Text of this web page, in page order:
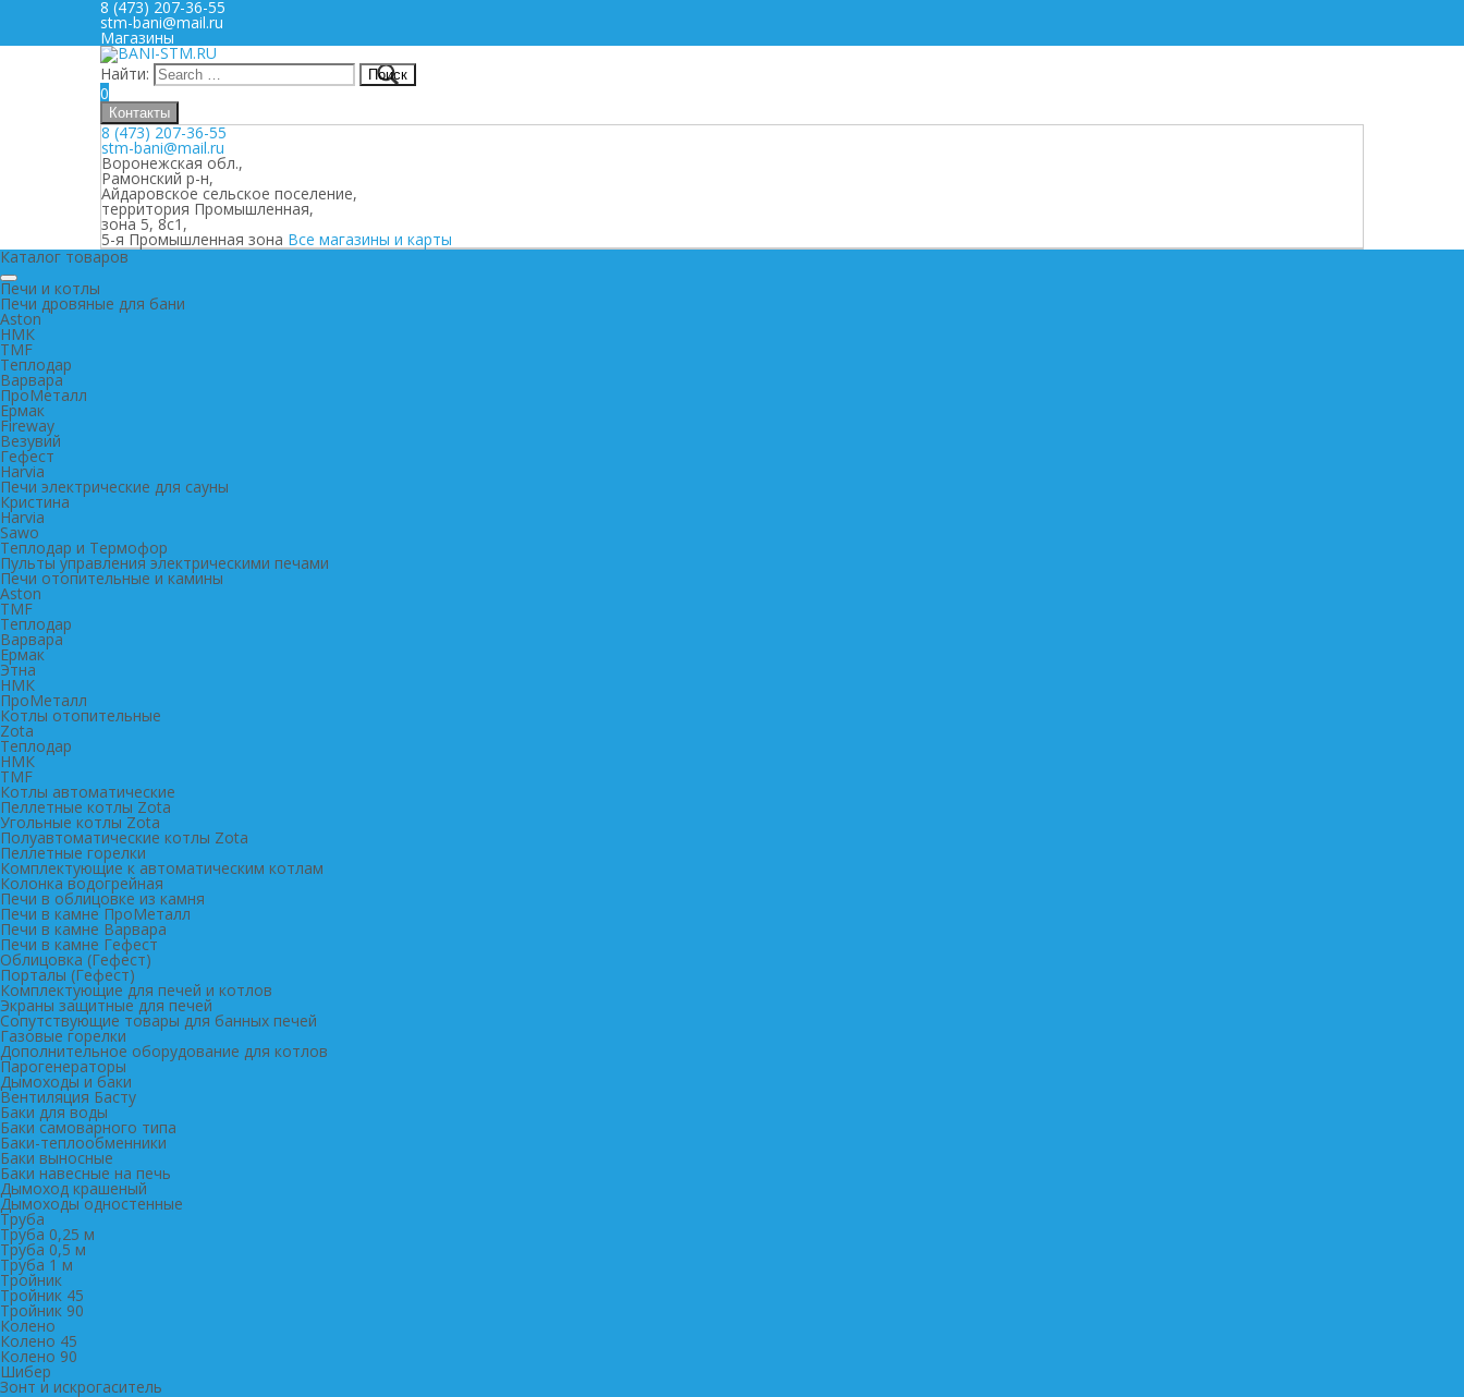
8 (473) 207-36-55
stm-bani@mail.ru
Магазины
Найти:
0
Контакты
8 (473) 207-36-55
stm-bani@mail.ru
Воронежская обл.,
Рамонский р-н,
Айдаровское сельское поселение,
территория Промышленная,
зона 5, 8с1,
5-я Промышленная зона Все магазины и карты
Каталог товаров
Печи и котлы
Печи дровяные для бани
Aston
НМК
TMF
Теплодар
Варвара
ПроМеталл
Ермак
Fireway
Везувий
Гефест
Harvia
Печи электрические для сауны
Кристина
Harvia
Sawo
Теплодар и Термофор
Пульты управления электрическими печами
Печи отопительные и камины
Aston
TMF
Теплодар
Варвара
Ермак
Этна
НМК
ПроМеталл
Котлы отопительные
Zota
Теплодар
НМК
TMF
Котлы автоматические
Пеллетные котлы Zota
Угольные котлы Zota
Полуавтоматические котлы Zota
Пеллетные горелки
Комплектующие к автоматическим котлам
Колонка водогрейная
Печи в облицовке из камня
Печи в камне ПроМеталл
Печи в камне Варвара
Печи в камне Гефест
Облицовка (Гефест)
Порталы (Гефест)
Комплектующие для печей и котлов
Экраны защитные для печей
Сопутствующие товары для банных печей
Газовые горелки
Дополнительное оборудование для котлов
Парогенераторы
Дымоходы и баки
Вентиляция Басту
Баки для воды
Баки самоварного типа
Баки-теплообменники
Баки выносные
Баки навесные на печь
Дымоход крашеный
Дымоходы одностенные
Труба
Труба 0,25 м
Труба 0,5 м
Труба 1 м
Тройник
Тройник 45
Тройник 90
Колено
Колено 45
Колено 90
Шибер
Зонт и искрогаситель